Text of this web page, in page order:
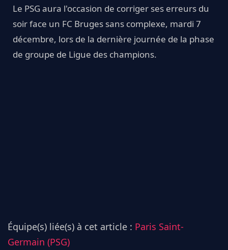
Le PSG aura l'occasion de corriger ses erreurs du
soir face un FC Bruges sans complexe, mardi 7
décembre, lors de la dernière journée de la phase
de groupe de Ligue des champions.
Équipe(s) liée(s) à cet article : Paris Saint-
Germain (PSG)